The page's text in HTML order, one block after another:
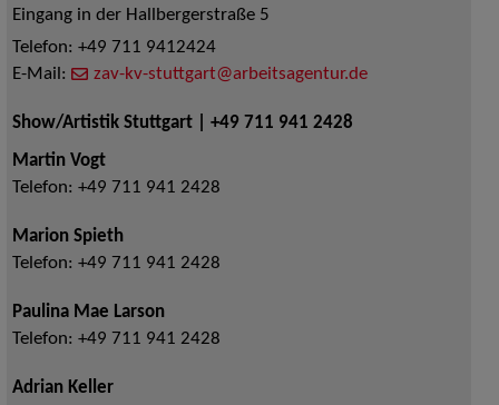
Eingang in der Hallbergerstraße 5
Telefon: +49 711 9412424
E-Mail:
zav-kv-stuttgart@arbeitsagentur.de
Show/Artistik Stuttgart | +49 711 941 2428
Martin Vogt
Telefon: +49 711 941 2428
Marion Spieth
Telefon: +49 711 941 2428
Paulina Mae Larson
Telefon: +49 711 941 2428
Adrian Keller